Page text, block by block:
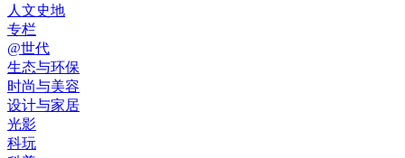
人文史地
专栏
@世代
生态与环保
时尚与美容
设计与家居
光影
科玩